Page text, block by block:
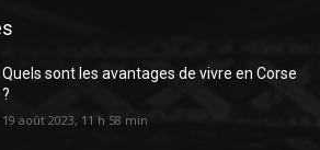
Quels sont les avantages de vivre en Corse
?
19 août 2023, 11 h 58 min